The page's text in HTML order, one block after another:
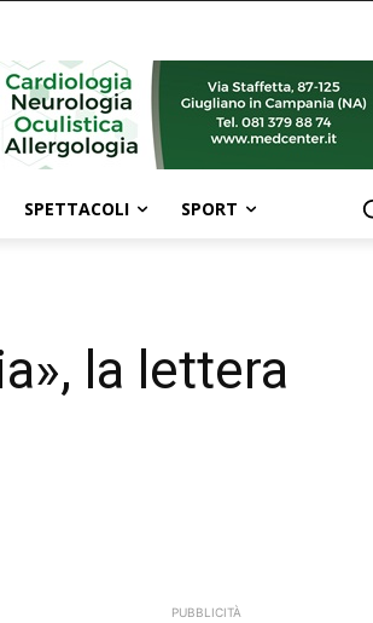
SPETTACOLI SPORT
la lettera
PUBBLICITÀ